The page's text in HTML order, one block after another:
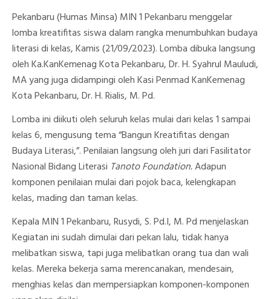
Kreativitas
Di
MIN
1
Pekanbaru
Pekanbaru (Humas Minsa) MIN 1 Pekanbaru menggelar
lomba kreatifitas siswa dalam rangka menumbuhkan budaya
literasi di kelas, Kamis (21/09/2023). Lomba dibuka langsung
oleh Ka.KanKemenag Kota Pekanbaru, Dr. H. Syahrul Mauludi,
MA yang juga didampingi oleh Kasi Penmad KanKemenag
Kota Pekanbaru, Dr. H. Rialis, M. Pd.
Lomba ini diikuti oleh seluruh kelas mulai dari kelas 1 sampai
kelas 6, mengusung tema “Bangun Kreatifitas dengan
Budaya Literasi,”. Penilaian langsung oleh juri dari Fasilitator
Nasional Bidang Literasi Tanoto Foundation.Adapun
komponen penilaian mulai dari pojok baca, kelengkapan
kelas, mading dan taman kelas.
Kepala MIN 1 Pekanbaru, Rusydi, S. Pd.I, M. Pd menjelaskan
Kegiatan ini sudah dimulai dari pekan lalu, tidak hanya
melibatkan siswa, tapi juga melibatkan orang tua dan wali
kelas. Mereka bekerja sama merencanakan, mendesain,
menghias kelas dan mempersiapkan komponen-komponen